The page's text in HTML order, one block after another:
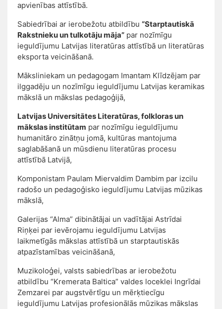
apvienības attīstībā.
Sabiedrībai ar ierobežotu atbildību “Starptautiskā
Rakstnieku un tulkotāju māja” par nozīmīgu
ieguldījumu Latvijas literatūras attīstībā un literatūras
eksporta veicināšanā.
Māksliniekam un pedagogam Imantam Klīdzējam par
ilggadēju un nozīmīgu ieguldījumu Latvijas keramikas
mākslā un mākslas pedagoģijā,
Latvijas Universitātes Literatūras, folkloras un
mākslas institūtam par nozīmīgu ieguldījumu
humanitāro zinātņu jomā, kultūras mantojuma
saglabāšanā un mūsdienu literatūras procesu
attīstībā Latvijā,
Komponistam Paulam Miervaldim Dambim par izcilu
radošo un pedagoģisko ieguldījumu Latvijas mūzikas
mākslā,
Galerijas “Alma” dibinātājai un vadītājai Astrīdai
Riņķei par ievērojamu ieguldījumu Latvijas
laikmetīgās mākslas attīstībā un starptautiskās
atpazīstamības veicināšanā,
Muzikoloģei, valsts sabiedrības ar ierobežotu
atbildību “Kremerata Baltica” valdes loceklei Ingrīdai
Zemzarei par augstvērtīgu un mērķtiecīgu
ieguldījumu Latvijas profesionālās mūzikas mākslas